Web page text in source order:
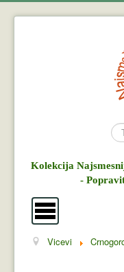
Kolekcija
-
Vicevi
Vicevi